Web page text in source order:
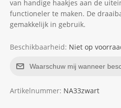
van handige haakjes aan de
functioneler te maken. De
gemakkelijk in gebruik.
Beschikbaarheid: Niet op
Waarschuw mij wanneer
Artikelnummer: NA33zwart